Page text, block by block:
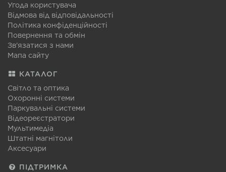
Угода користувача
Відмова від відповідальності
Політика конфіденційності
Повернення та обмін
Зв'язатися з нами
Мапа сайту
КАТАЛОГ
Світло та оптика
Охоронні системи
Паркувальні системи
Відеореєстратори
Мультимедіа
Штатні магнітоли
Аксесуари
ПІДТРИМКА